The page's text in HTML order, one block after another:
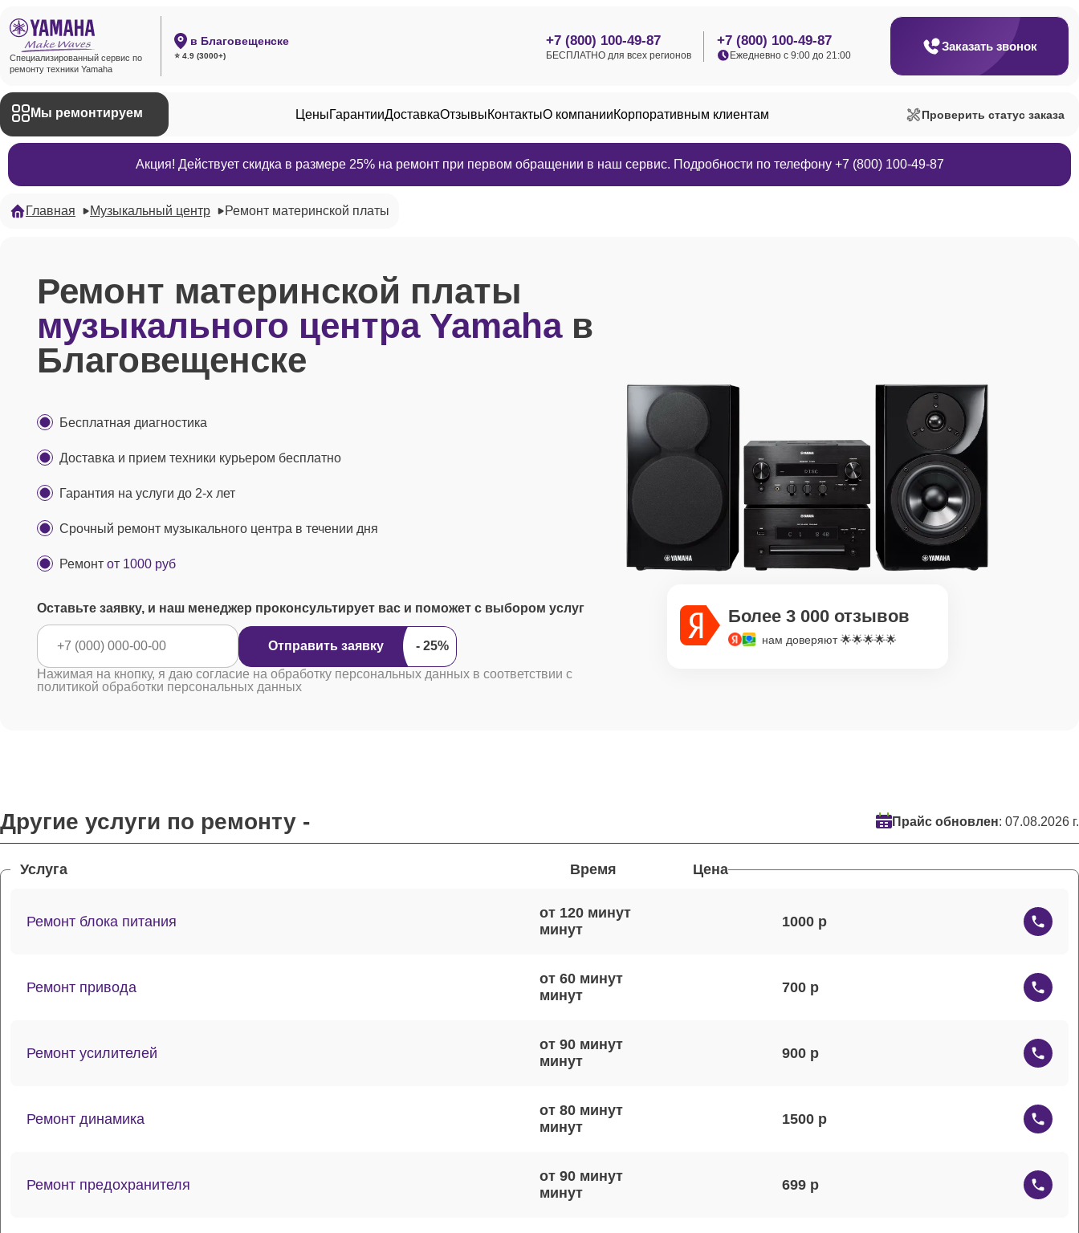
Специализированный сервис по
ремонту техники Yamaha
в Благовещенске
⭐ 4.9 (3000+)
+7 (800) 100-49-87
БЕСПЛАТНО для всех регионов
+7 (800) 100-49-87
Ежедневно с 9:00 до 21:00
Заказать звонок
Мы ремонтируем ЦеныГарантииДоставкаОтзывыКонтактыО компанииКорпоративным клиентам Проверить статус заказа
Акция! Действует скидка в размере 25% на ремонт при первом обращении в наш сервис. Подробности по телефону +7 (800) 100-49-87
Главная Музыкальный центр Ремонт материнской платы
Ремонт материнской платы
музыкального центра Yamahaв
Благовещенске
Бесплатная диагностика
Доставка и прием техники курьером бесплатно
Гарантия на услуги до 2-х лет
Срочный ремонт музыкального центра в течении дня
Ремонт от 1000 руб
Оставьте заявку, и наш менеджер проконсультирует вас и поможет с выбором услуг
Отправить заявку
Нажимая на кнопку, я даю согласие на обработку персональных данных в соответствии с
политикой обработки персональных данных
Более 3 000 отзывов
нам доверяют 🌟🌟🌟🌟🌟
Другие услуги по ремонту - Прайс обновлен: 07.08.2026 г.
Услуга Время Цена
Ремонт блока питания
от 120 минут
1000
Ремонт привода
от 60 минут
700
Ремонт усилителей
от 90 минут
900
Ремонт динамика
от 80 минут
1500
Ремонт предохранителя
от 90 минут
699